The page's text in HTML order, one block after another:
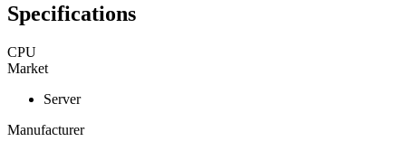
Specifications
CPU
Market
Server
Manufacturer